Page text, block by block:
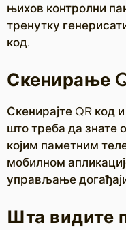
њихов контролни
тренутку
код.
Скенирање
Скенирајте QR код
што треба да знате
којим паметним
мобилном
управљање
Шта видите